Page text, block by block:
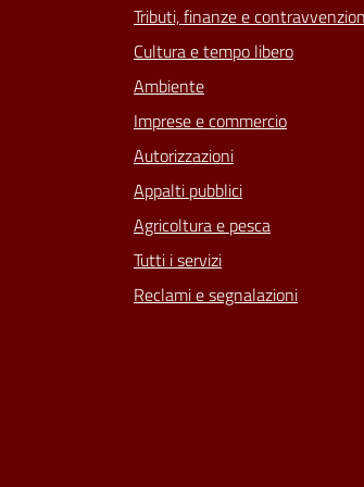
Tributi, finanze e
Cultura e tempo libero
Ambiente
Imprese e commercio
Autorizzazioni
Appalti pubblici
Agricoltura e pesca
Tutti i servizi
Reclami e segnalazioni